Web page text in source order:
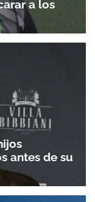
a los
antes de su